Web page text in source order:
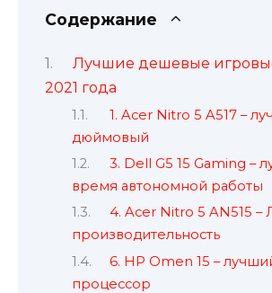
Содержание
Лучшие дешевые
2021 года
1. Acer Nitro 5 A517 –
дюймовый
3. Dell G5 15 Gaming –
время автономной работы
4. Acer Nitro 5 AN515 –
производительность
6. HP Omen 15 –
процессор